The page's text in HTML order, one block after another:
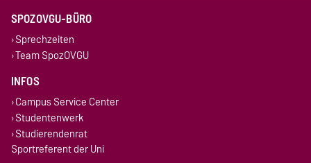
SPOZOVGU-BÜRO
Sprechzeiten
Team SpozOVGU
INFOS
Campus Service Center
Studentenwerk
Studierendenrat
Sportreferent der Uni